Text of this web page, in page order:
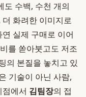
도 수백, 수천 개의
화려한 이미지로
실제 구매로 이어
를 쏟아붓고도 저조
의 본질을 놓치고 있
기술이 아닌 사람,
에서 김팀장의 접